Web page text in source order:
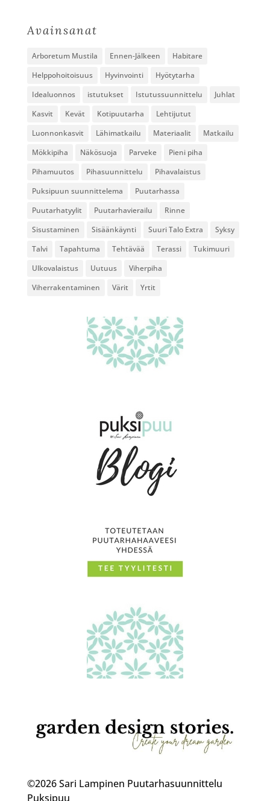
Avainsanat
Arboretum Mustila Ennen-Jälkeen
Habitare
Helppohoitoisuus
Hyvinvointi
Hyötytarha
Idealuonnos
istutukset Istutussuunnittelu
Juhlat
Kasvit
Kevät Kotipuutarha
Lehtijutut
Luonnonkasvit
Lähimatkailu Materiaalit
Matkailu
Mökkipiha
Näkösuoja Parveke
Pieni piha
Pihamuutos
Pihasuunnittelu
Pihavalaistus
Puksipuun suunnittelema
Puutarhassa
Puutarhatyylit
Puutarhavierailu
Rinne
Sisustaminen
Sisäänkäynti Suuri Talo Extra
Syksy
Talvi
Tapahtuma Tehtävää Terassi
Tukimuuri
Ulkovalaistus
Uutuus
Viherpiha
Viherrakentaminen
Värit Yrtit
©2026 Sari Lampinen Puutarhasuunnittelu
Puksipuu